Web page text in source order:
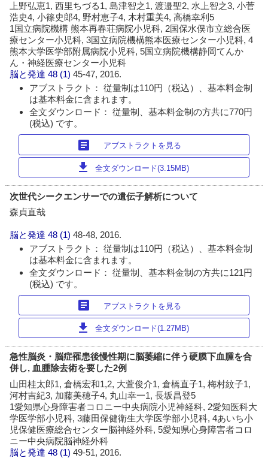
上野弘恵1, 西里ちづる1, 島津智之1, 渡邉聖2, 水上智之3, 小菅
浩史4, 小篠史郎4, 野村恵子4, 木村重美4, 高橋幸利5
1国立病院機構 熊本再春荘病院小児科, 2国保水俣市立総合医
療センター小児科, 3国立病院機構熊本医療センター小児科, 4
熊本大学医学部附属病院小児科, 5国立病院機構静岡てんか
ん・神経医療センター小児科
脳と発達 48 (1)45-47, 2016.
アブストラクト： 従量制は110円（税込）、基本料金制
は基本料金に含まれます。
全文ダウンロード： 従量制、基本料金制の方共に770円
(税込) です。
article アブストラクトを見る
download 全文ダウンロード(3.15MB)
次世代シークエンサーでの遺伝子解析について
森貞直哉
脳と発達 48 (1)48-48, 2016.
アブストラクト： 従量制は110円（税込）、基本料金制
は基本料金に含まれます。
全文ダウンロード： 従量制、基本料金制の方共に121円
(税込) です。
article アブストラクトを見る
download 全文ダウンロード(1.27MB)
急性脳炎・脳症罹患後慢性期に脳萎縮に伴う硬膜下血腫を合
併し, 血腫除去術を要した2例
山田桂太郎1, 倉橋宏和1,2, 大萱俊介1, 倉橋直子1, 梅村紋子1,
河村吉紀3, 加藤美穂子4, 丸山幸一1, 長坂昌登5
1愛知県心身障害者コロニー中央病院小児神経科, 2愛知医科大
学医学部小児科, 3藤田保健衛生大学医学部小児科, 4あいち小
児保健医療総合センター脳神経外科, 5愛知県心身障害者コロ
ニー中央病院脳神経外科
脳と発達 48 (1)49-51, 2016.